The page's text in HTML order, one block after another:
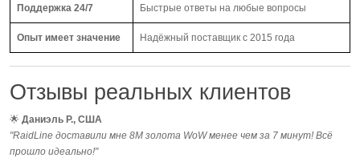
Поддержка 24/7 Быстрые ответы на любые вопросы
Опыт имеет значение Надёжный поставщик с 2015 года
Отзывы реальных клиентов
🌟 Даниэль Р., США
"RaidLine доставили мне 8M золота WoW менее чем за 7 минут! Всё
прошло идеально!"